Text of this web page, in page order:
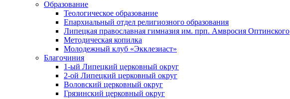
Образование
Теологическое образование
Епархиальный отдел религиозного образования
Липецкая православная гимназия им. прп. Амвросия Оптинского
Методическая копилка
Молодежный клуб «Экклезиаст»
Благочиния
1-ый Липецкий церковный округ
2-ой Липецкий церковный округ
Воловский церковный округ
Грязинский церковный округ